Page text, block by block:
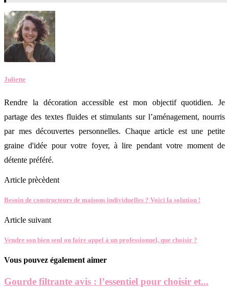
Juliette
Rendre la décoration accessible est mon objectif quotidien. Je
partage des textes fluides et stimulants sur l’aménagement, nourris
par mes découvertes personnelles. Chaque article est une petite
graine d'idée pour votre foyer, à lire pendant votre moment de
détente préféré.
Article prècèdent
Besoin de constructeurs de maisons individuelles ? Voici la solution !
Article suivant
Vendre son bien seul ou faire appel à un professionnel, que choisir ?
Vous pouvez également aimer
Gourde filtrante avis : l’essentiel pour choisir et...